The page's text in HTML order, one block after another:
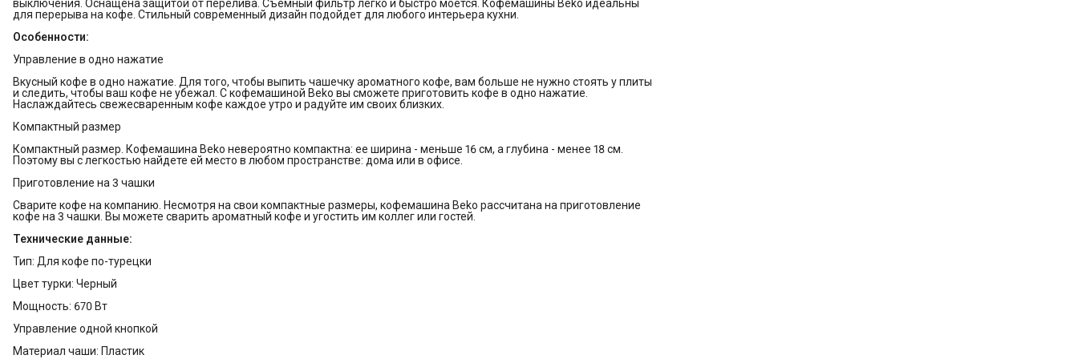
выключения. Оснащена защитой от перелива. Съемный фильтр легко и быстро моется. Кофемашины Beko идеальны
для перерыва на кофе. Стильный современный дизайн подойдет для любого интерьера кухни.
Особенности:
Управление в одно нажатие
Вкусный кофе в одно нажатие. Для того, чтобы выпить чашечку ароматного кофе, вам больше не нужно стоять у плиты
и следить, чтобы ваш кофе не убежал. С кофемашиной Beko вы сможете приготовить кофе в одно нажатие.
Наслаждайтесь свежесваренным кофе каждое утро и радуйте им своих близких.
Компактный размер
Компактный размер. Кофемашина Beko невероятно компактна: ее ширина - меньше 16 см, а глубина - менее 18 см.
Поэтому вы с легкостью найдете ей место в любом пространстве: дома или в офисе.
Приготовление на 3 чашки
Сварите кофе на компанию. Несмотря на свои компактные размеры, кофемашина Beko рассчитана на приготовление
кофе на 3 чашки. Вы можете сварить ароматный кофе и угостить им коллег или гостей.
Технические данные:
Тип: Для кофе по-турецки
Цвет турки: Черный
Мощность: 670 Вт
Управление одной кнопкой
Материал чаши: Пластик